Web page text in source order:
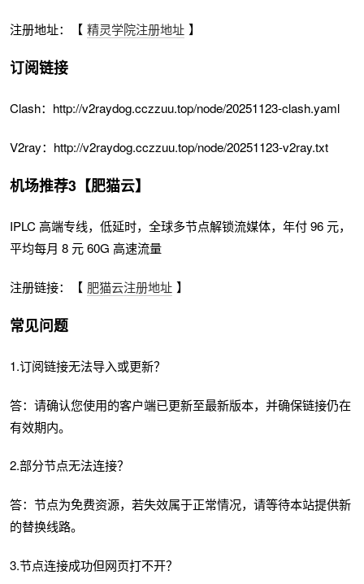
注册地址：【 精灵学院注册地址 】
订阅链接
Clash：http://v2raydog.cczzuu.top/node/20251123-clash.yaml
V2ray：http://v2raydog.cczzuu.top/node/20251123-v2ray.txt
机场推荐3【肥猫云】
IPLC 高端专线，低延时，全球多节点解锁流媒体，年付 96 元，
平均每月 8 元 60G 高速流量
注册链接：【 肥猫云注册地址 】
常见问题
1.订阅链接无法导入或更新？
答：请确认您使用的客户端已更新至最新版本，并确保链接仍在
有效期内。
2.部分节点无法连接？
答：节点为免费资源，若失效属于正常情况，请等待本站提供新
的替换线路。
3.节点连接成功但网页打不开？